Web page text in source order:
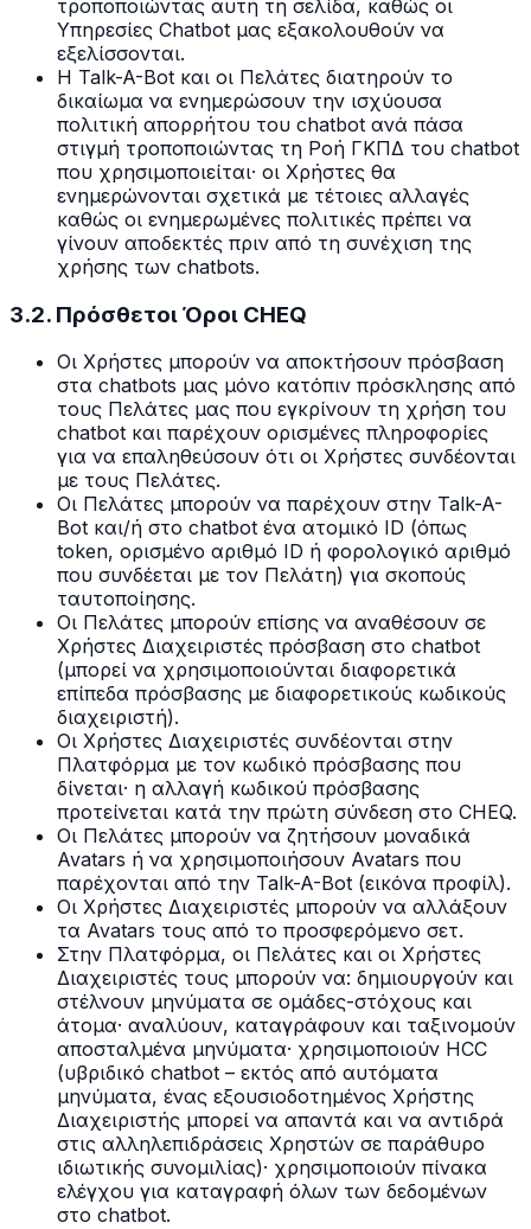
τροποποιώντας αυτή τη σελίδα, καθώς οι
Υπηρεσίες Chatbot μας εξακολουθούν να
εξελίσσονται.
Η Talk-A-Bot και οι Πελάτες διατηρούν το
δικαίωμα να ενημερώσουν την ισχύουσα
πολιτική απορρήτου του chatbot ανά πάσα
στιγμή τροποποιώντας τη Ροή ΓΚΠΔ του chatbot
που χρησιμοποιείται· οι Χρήστες θα
ενημερώνονται σχετικά με τέτοιες αλλαγές
καθώς οι ενημερωμένες πολιτικές πρέπει να
γίνουν αποδεκτές πριν από τη συνέχιση της
χρήσης των chatbots.
3.2. Πρόσθετοι Όροι CHEQ
Οι Χρήστες μπορούν να αποκτήσουν πρόσβαση
στα chatbots μας μόνο κατόπιν πρόσκλησης από
τους Πελάτες μας που εγκρίνουν τη χρήση του
chatbot και παρέχουν ορισμένες πληροφορίες
για να επαληθεύσουν ότι οι Χρήστες συνδέονται
με τους Πελάτες.
Οι Πελάτες μπορούν να παρέχουν στην Talk-A-
Bot και/ή στο chatbot ένα ατομικό ID (όπως
token, ορισμένο αριθμό ID ή φορολογικό αριθμό
που συνδέεται με τον Πελάτη) για σκοπούς
ταυτοποίησης.
Οι Πελάτες μπορούν επίσης να αναθέσουν σε
Χρήστες Διαχειριστές πρόσβαση στο chatbot
(μπορεί να χρησιμοποιούνται διαφορετικά
επίπεδα πρόσβασης με διαφορετικούς κωδικούς
διαχειριστή).
Οι Χρήστες Διαχειριστές συνδέονται στην
Πλατφόρμα με τον κωδικό πρόσβασης που
δίνεται· η αλλαγή κωδικού πρόσβασης
προτείνεται κατά την πρώτη σύνδεση στο CHEQ.
Οι Πελάτες μπορούν να ζητήσουν μοναδικά
Avatars ή να χρησιμοποιήσουν Avatars που
παρέχονται από την Talk-A-Bot (εικόνα προφίλ).
Οι Χρήστες Διαχειριστές μπορούν να αλλάξουν
τα Avatars τους από το προσφερόμενο σετ.
Στην Πλατφόρμα, οι Πελάτες και οι Χρήστες
Διαχειριστές τους μπορούν να: δημιουργούν και
στέλνουν μηνύματα σε ομάδες-στόχους και
άτομα· αναλύουν, καταγράφουν και ταξινομούν
αποσταλμένα μηνύματα· χρησιμοποιούν HCC
(υβριδικό chatbot – εκτός από αυτόματα
μηνύματα, ένας εξουσιοδοτημένος Χρήστης
Διαχειριστής μπορεί να απαντά και να αντιδρά
στις αλληλεπιδράσεις Χρηστών σε παράθυρο
ιδιωτικής συνομιλίας)· χρησιμοποιούν πίνακα
ελέγχου για καταγραφή όλων των δεδομένων
στο chatbot.